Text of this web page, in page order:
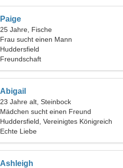
Paige
25 Jahre, Fische
Frau sucht einen Mann
Huddersfield
Freundschaft
Abigail
23 Jahre alt, Steinbock
Mädchen sucht einen Freund
Huddersfield, Vereinigtes Königreich
Echte Liebe
Ashleigh